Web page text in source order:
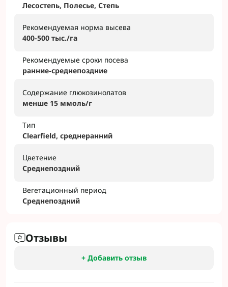
Лесостепь, Полесье, Степь
Рекомендуемая норма высева
400-500 тыс./га
Рекомендуемые сроки посева
ранние-среднепоздние
Содержание глюкозинолатов
менше 15 ммоль/г
Тип
Clearfield, среднеранний
Цветение
Среднепоздний
Вегетационный период
Среднепоздний
Отзывы
+ Добавить отзыв